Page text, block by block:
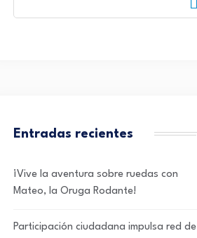
Entradas recientes
¡Vive la aventura sobre ruedas con
Mateo, la Oruga Rodante!
Participación ciudadana impulsa red de